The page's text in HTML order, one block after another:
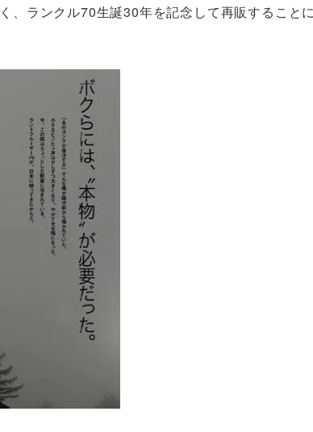
、ランクル70生誕30年を記念して再販すること